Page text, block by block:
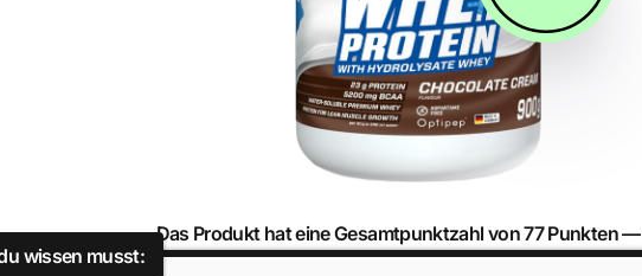
Das Produkt hat eine Gesamtpunktzahl von 77 Punkten —
wissen musst: